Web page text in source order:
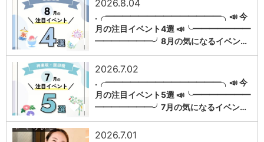
1
2026.8.04
.╭━━━━━━━━━━━━━━╮📣 今
月の注目イベント4選 📣╰━━━━━━━
━━━━━━━╯8月の気になるイベン…
1
2026.7.02
.╭━━━━━━━━━━━━━━╮📣 今
月の注目イベント5選 📣╰━━━━━━━
━━━━━━━╯7月の気になるイベン…
2026.7.01